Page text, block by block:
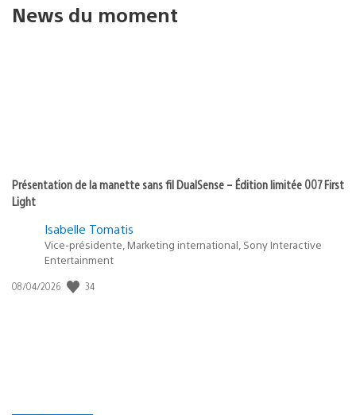
News du moment
Présentation de la manette sans fil DualSense – Édition limitée 007 First
Light
Isabelle Tomatis
Vice-présidente, Marketing international, Sony Interactive
Entertainment
Date
08/04/2026 34